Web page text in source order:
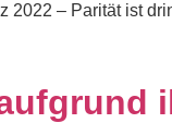
2022 – Parität ist